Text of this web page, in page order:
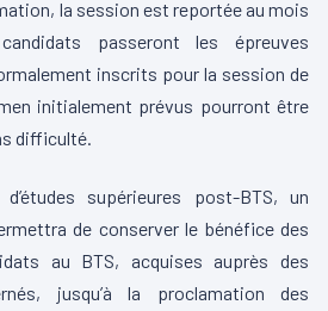
la session est reportée au mois
passeront les épreuves
inscrits pour la session de
initialement prévus pourront être
difficulté.
supérieures post-BTS, un
de conserver le bénéfice des
au BTS, acquises auprès des
jusqu’à la proclamation des